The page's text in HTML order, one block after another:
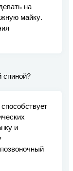
на
майку.
спиной?
и